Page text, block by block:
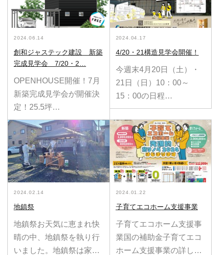
2024.06.14
創和ジャステック建設 新築
完成見学会 7/20・2…
OPENHOUSE開催！7月
新築完成見学会が開催決
定！25.5坪…
2024.04.17
4/20・21構造見学会開催！
今週末4月20日（土）・
21日（日）10：00～
15：00の日程…
2024.02.14
地鎮祭
地鎮祭お天気に恵まれ快
晴の中、地鎮祭を執り行
いました。地鎮祭は家…
2024.01.22
子育てエコホーム支援事業
子育てエコホーム支援事
業国の補助金子育てエコ
ホーム支援事業の詳し…